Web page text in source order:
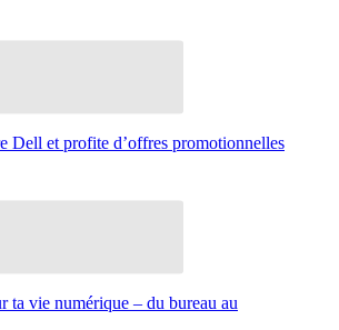
Dell et profite d’offres promotionnelles
ta vie numérique – du bureau au